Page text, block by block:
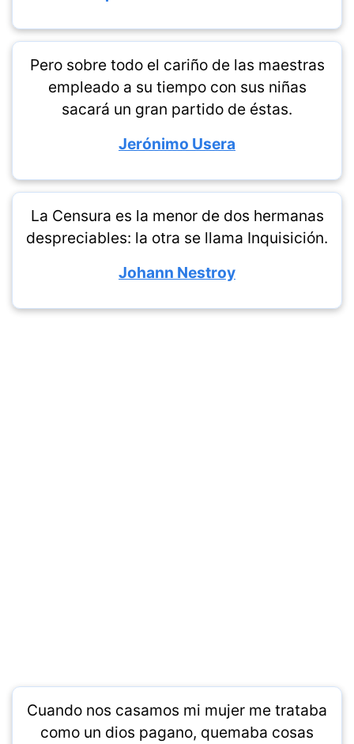
Pero sobre todo el cariño de las maestras
empleado a su tiempo con sus niñas
sacará un gran partido de éstas.
Jerónimo Usera
La Censura es la menor de dos hermanas
despreciables: la otra se llama Inquisición.
Johann Nestroy
Cuando nos casamos mi mujer me trataba
como un dios pagano, quemaba cosas